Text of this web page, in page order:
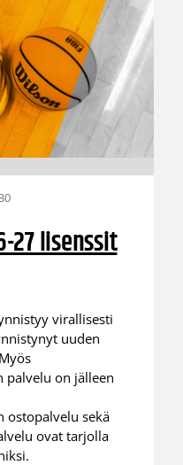
27 lisenssit
virallisesti
uuden
palvelu on jälleen
ostopalvelu sekä
ovat tarjolla